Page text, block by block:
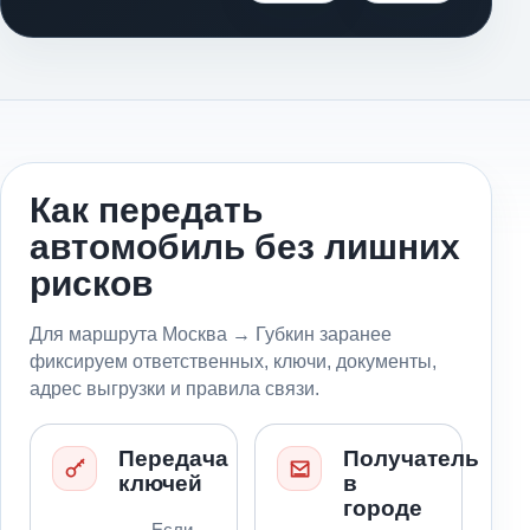
Как передать
автомобиль без лишних
рисков
Для маршрута Москва → Губкин заранее
фиксируем ответственных, ключи, документы,
адрес выгрузки и правила связи.
Передача
ключей
Получатель
в
городе